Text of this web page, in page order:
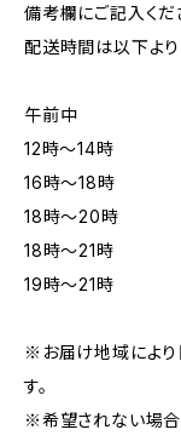
備考欄にご記入くだ
配送時間は以下より
午前中
12時〜14時
16時〜18時
18時〜20時
18時〜21時
19時〜21時
※お届け地域により
す。
※希望されない場合